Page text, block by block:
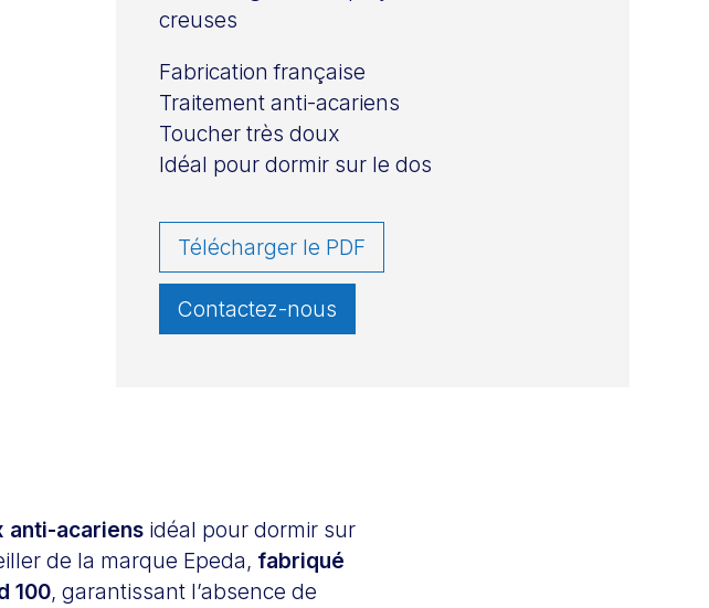
creuses
Fabrication française
Traitement anti-acariens
Toucher très doux
Idéal pour dormir sur le dos
Télécharger le PDF
Contactez-nous
anti-acariens idéal pour dormir sur
de la marque Epeda, fabriqué
100, garantissant l’absence de